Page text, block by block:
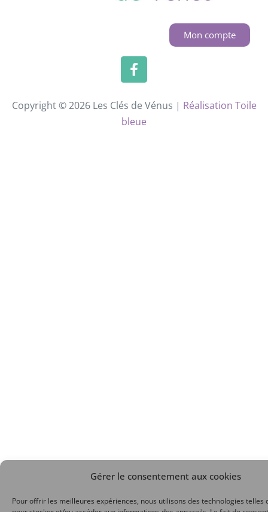
Gérer le consentement aux cookies
Pour offrir les meilleures expériences, nous utilisons des technologies telles
Mon compte
Copyright © 2026 Les Clés de Vénus | Réalisation Toile
bleue